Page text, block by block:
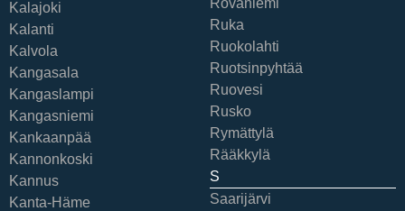
Kalajoki
Kalanti
Kalvola
Kangasala
Kangaslampi
Kangasniemi
Kankaanpää
Kannonkoski
Kannus
Kanta-Häme
Rovaniemi
Ruka
Ruokolahti
Ruotsinpyhtää
Ruovesi
Rusko
Rymättylä
Rääkkylä
S
Saarijärvi